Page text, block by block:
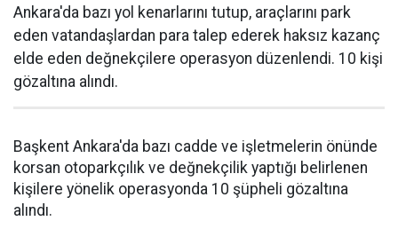
Ankara'da bazı yol kenarlarını tutup, araçlarını park
eden vatandaşlardan para talep ederek haksız kazanç
elde eden değnekçilere operasyon düzenlendi. 10 kişi
gözaltına alındı.
Başkent Ankara'da bazı cadde ve işletmelerin önünde
korsan otoparkçılık ve değnekçilik yaptığı belirlenen
kişilere yönelik operasyonda 10 şüpheli gözaltına
alındı.